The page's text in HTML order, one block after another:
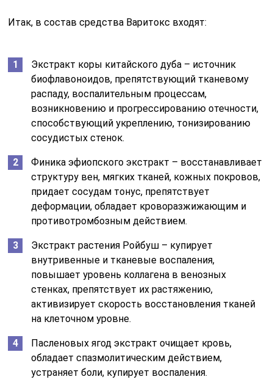
Итак, в состав средства Варитокс входят:
Экстракт коры китайского дуба – источник
биофлавоноидов, препятствующий тканевому
распаду, воспалительным процессам,
возникновению и прогрессированию отечности,
способствующий укреплению, тонизированию
сосудистых стенок.
Финика эфиопского экстракт – восстанавливает
структуру вен, мягких тканей, кожных покровов,
придает сосудам тонус, препятствует
деформации, обладает кроворазжижающим и
противотромбозным действием.
Экстракт растения Ройбуш – купирует
внутривенные и тканевые воспаления,
повышает уровень коллагена в венозных
стенках, препятствует их растяжению,
активизирует скорость восстановления тканей
на клеточном уровне.
Пасленовых ягод экстракт очищает кровь,
обладает спазмолитическим действием,
устраняет боли, купирует воспаления.